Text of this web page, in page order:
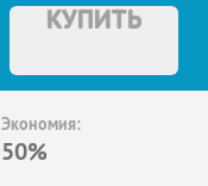
КУПИТЬ
Экономия:
50%